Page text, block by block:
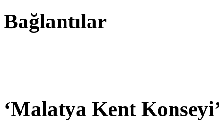
Bağlantılar
‘Malatya Kent Konseyi